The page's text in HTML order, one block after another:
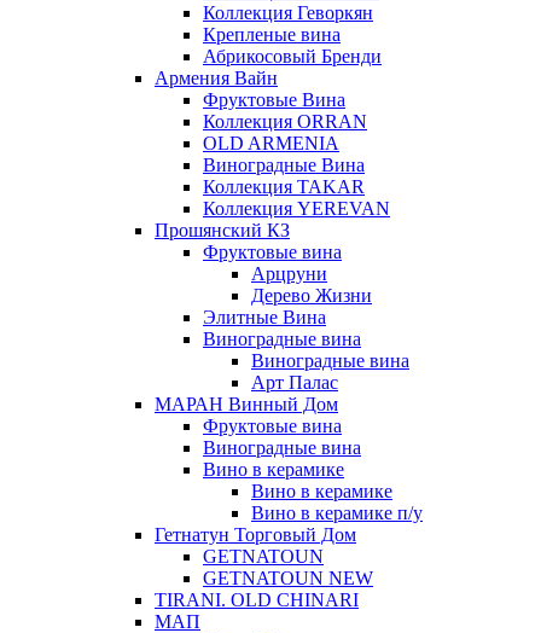
Коллекция Геворкян
Крепленые вина
Абрикосовый Бренди
Армения Вайн
Фруктовые Вина
Коллекция ORRAN
OLD ARMENIA
Виноградные Вина
Коллекция TAKAR
Коллекция YEREVAN
Прошянский КЗ
Фруктовые вина
Арцруни
Дерево Жизни
Элитные Вина
Виноградные вина
Виноградные вина
Арт Палас
МАРАН Винный Дом
Фруктовые вина
Виноградные вина
Вино в керамике
Вино в керамике
Вино в керамике п/у
Гетнатун Торговый Дом
GETNATOUN
GETNATOUN NEW
TIRANI. OLD CHINARI
МАП